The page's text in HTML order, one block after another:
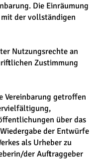
Die Einräumung
der vollständigen
Nutzungsrechte an
Zustimmung
Vereinbarung getroffen
über das
der Entwürfe
als Urheber zu
der Auftraggeber